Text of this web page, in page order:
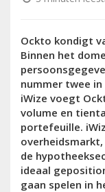
Ockto kondigt
Binnen het
nummer twee
iWize voegt
volume en
portefeuille.
de
ideaal
gaan spelen in